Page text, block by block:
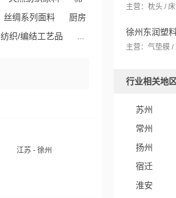
丝绸系列面料
厨房
纺织/编结工艺品
江苏 - 徐州
主营：枕头 /
徐州东润塑
主营：气垫膜 /
行业相关地
苏州
常州
扬州
宿迁
淮安